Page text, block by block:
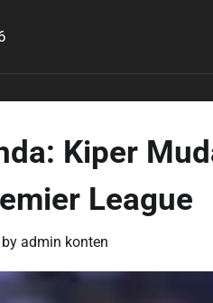
Kiper
League
by admin konten